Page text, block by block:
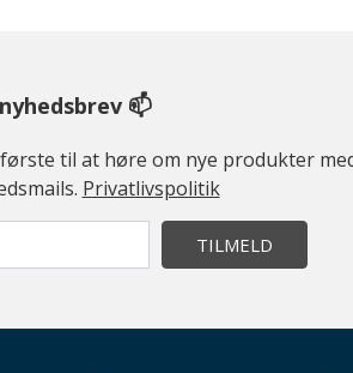
📫
til at høre om nye produkter
Privatlivspolitik
TILMELD